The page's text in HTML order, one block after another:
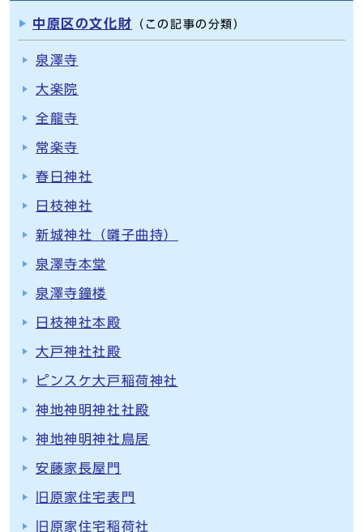
中原区の文化財 （この記事の分類）
泉澤寺
大楽院
全龍寺
常楽寺
春日神社
日枝神社
新城神社（囃子曲持）
泉澤寺本堂
泉澤寺鐘楼
日枝神社本殿
大戸神社社殿
ピンスケ大戸稲荷神社
神地神明神社社殿
神地神明神社鳥居
安藤家長屋門
旧原家住宅表門
旧原家住宅稲荷社